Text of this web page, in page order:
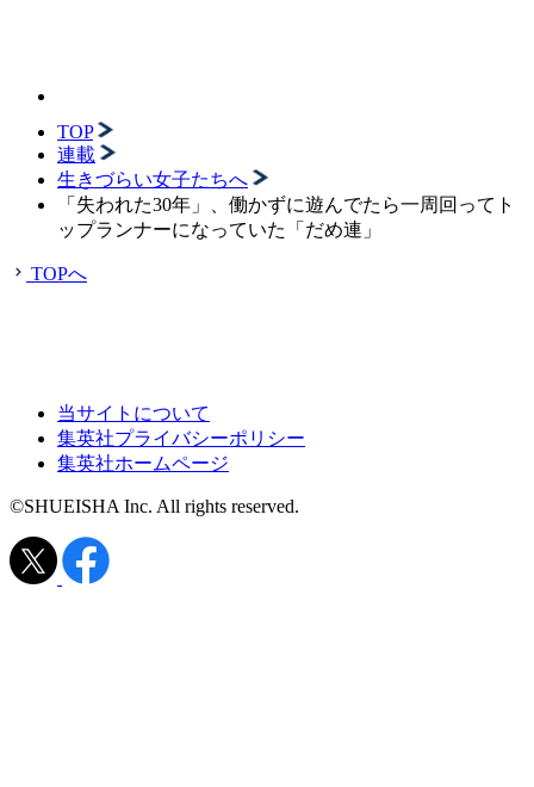
TOP
連載
生きづらい女子たちへ
「失われた30年」、働かずに遊んでたら一周回ってト
ップランナーになっていた「だめ連」
TOPへ
当サイトについて
集英社プライバシーポリシー
集英社ホームページ
©SHUEISHA Inc. All rights reserved.